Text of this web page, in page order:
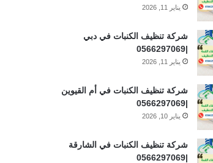
يناير 11, 2026
شركة تنظيف الكنبات في دبي
|0566297069
يناير 11, 2026
شركة تنظيف الكنبات في أم القيوين
|0566297069
يناير 10, 2026
شركة تنظيف الكنبات في الشارقة
|0566297069